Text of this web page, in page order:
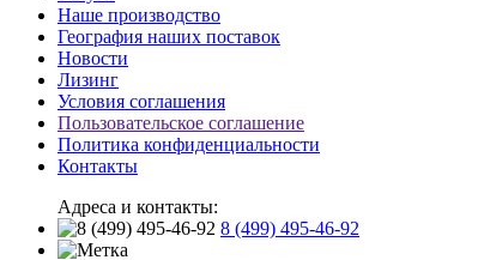
Наше производство
География наших поставок
Новости
Лизинг
Условия соглашения
Пользовательское соглашение
Политика конфиденциальности
Контакты
Адреса и контакты:
8 (499) 495-46-92